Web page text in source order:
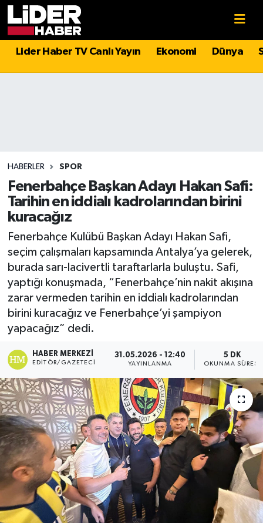
Lider Haber TV Canlı Yayın Ekonomi Dünya
HABERLER SPOR
Fenerbahçe Başkan Adayı Hakan Safi:
Tarihin en iddialı kadrolarından birini
kuracağız
Fenerbahçe Kulübü Başkan Adayı Hakan Safi,
seçim çalışmaları kapsamında Antalya’ya gelerek,
burada sarı-lacivertli taraftarlarla buluştu. Safi,
yaptığı konuşmada, “Fenerbahçe’nin nakit akışına
zarar vermeden tarihin en iddialı kadrolarından
birini kuracağız ve Fenerbahçe’yi şampiyon
yapacağız” dedi.
HABER MERKEZI
EDITÖR/GAZETECI
31.05.2026 - 12:40
YAYINLANMA
5 DK
OKUNMA SÜRESI
Politika
Magazin
Spor
Sağlık
Teknoloji
Turizm
Kültür - Sanat
Hava Durumu
Süper Lig Puan Durumu ve Fikstür
Tüm Manşetler
Son Dakika Haberleri
Haber Arşivi